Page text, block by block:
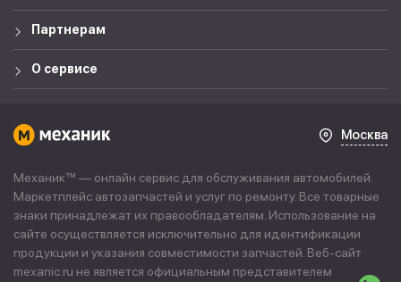
Партнерам
О сервисе
Москва
Механик™ — онлайн сервис для обслуживания автомобилей.
Маркетплейс автозапчастей и услуг по ремонту. Все товарные
знаки принадлежат их правообладателям. Использование на
сайте осуществляется исключительно для идентификации
продукции и указания совместимости запчастей. Веб-сайт
mexanic.ru не является официальным представителем